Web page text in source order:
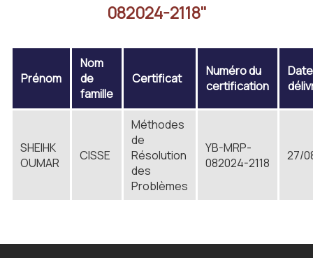
082024-2118"
Prénom
Nom
de
famille
Certificat
Numéro du
certification
SHEIHK
OUMAR
CISSE
Méthodes
de
Résolution
des
Problèmes
YB-MRP-
082024-2118
27/